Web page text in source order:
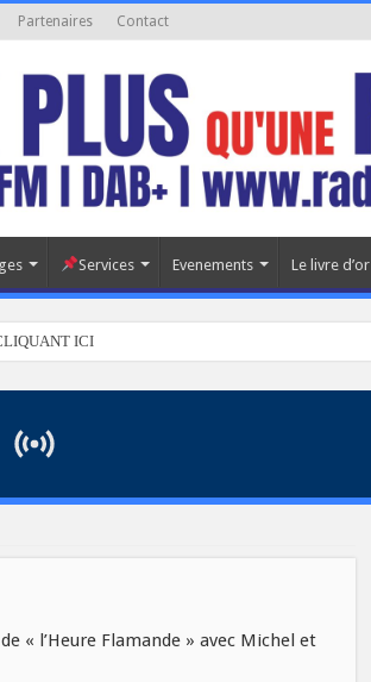
Partenaires Contact
Services Evenements Le livre d’or
ICI
« l’Heure Flamande » avec Michel et